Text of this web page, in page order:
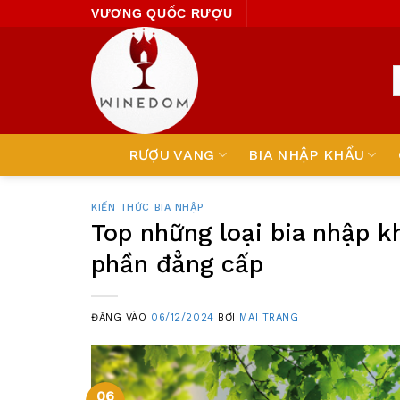
to
VƯƠNG QUỐC RƯỢU
RƯỢU VANG BIA NHẬP KHẨU
KIẾN THỨC BIA NHẬP
Top những loại bia nhập
phần đẳng cấp
ĐĂNG VÀO 06/12/2024 BỞI MAI TRANG
06